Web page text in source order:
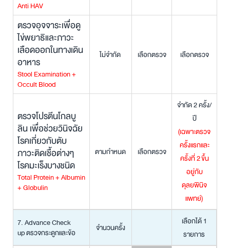
Anti HAV
ตรวจอุจจาระเพื่อดู
ไข่พยาธิและภาวะ
เลือดออกในทางเดิน
อาหาร
Stool Examination +
Occult Blood
ไม่จำกัด เลือกตรวจ เลือกตรวจ
ตรวจโปรตีนโกลบู
ลิน เพื่อช่วยวินิจฉัย
โรคเกี่ยวกับตับ
ภาวะติดเชื้อต่างๆ
โรคมะเร็งบางชนิด
Total Protein + Albumin
+ Globulin
ตามกำหนด เลือกตรวจ
จำกัด 2 ครั้ง/
ปี
(เฉพาะตรวจ
ครั้งแรกและ
ครั้งที่ 2ขึ้น
อยู่กับ
ดุลยพินิจ
แพทย์)
7. Advance Check
up ตรวจกระดูกและข้อ
จำนวนครั้ง
เลือกได้ 1
รายการ